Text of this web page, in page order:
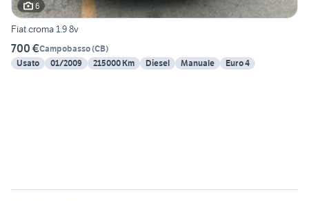
6
Fiat croma 1.9 8v
700 €Campobasso(CB)
Usato
01/2009 215000 Km Diesel Manuale Euro 4